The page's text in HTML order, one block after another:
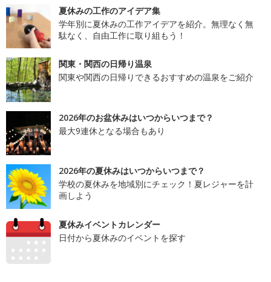
夏休みの工作のアイデア集
学年別に夏休みの工作アイデアを紹介。無理なく無
駄なく、自由工作に取り組もう！
関東・関西の日帰り温泉
関東や関西の日帰りできるおすすめの温泉をご紹介
2026年のお盆休みはいつからいつまで？
最大9連休となる場合もあり
2026年の夏休みはいつからいつまで？
学校の夏休みを地域別にチェック！夏レジャーを計
画しよう
夏休みイベントカレンダー
日付から夏休みのイベントを探す